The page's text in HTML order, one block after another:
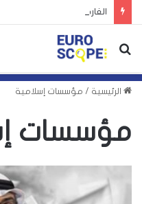
الغارديان: توظيف اليمين
بحث
الرئيسية / مؤسسات إسلامية
مؤسسات